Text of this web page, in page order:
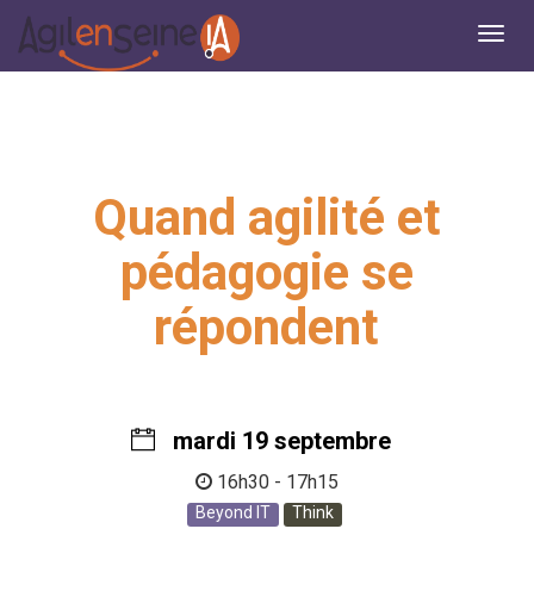
Quand agilité et
pédagogie se
répondent
mardi 19 septembre
16h30 - 17h15
Beyond IT Think